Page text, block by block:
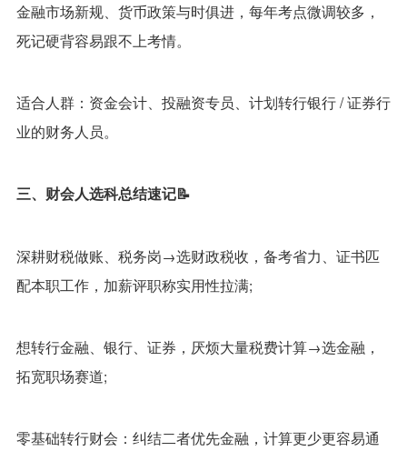
金融市场新规、货币政策与时俱进，每年考点微调较多，
死记硬背容易跟不上考情。
适合人群：资金会计、投融资专员、计划转行银行 / 证券行
业的财务人员。
三、财会人选科总结速记📝
深耕财税做账、税务岗→选财政税收，备考省力、证书匹
配本职工作，加薪评职称实用性拉满;
想转行金融、银行、证券，厌烦大量税费计算→选金融，
拓宽职场赛道;
零基础转行财会：纠结二者优先金融，计算更少更容易通